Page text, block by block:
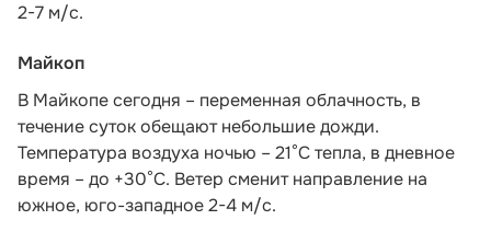
2-7 м/с.
Майкоп
В Майкопе сегодня – переменная облачность, в
течение суток обещают небольшие дожди.
Температура воздуха ночью – 21°С тепла, в дневное
время – до +30°С. Ветер сменит направление на
южное, юго-западное 2-4 м/с.